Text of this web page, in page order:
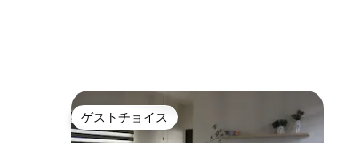
ゲストチョイス
ゲストチョイス